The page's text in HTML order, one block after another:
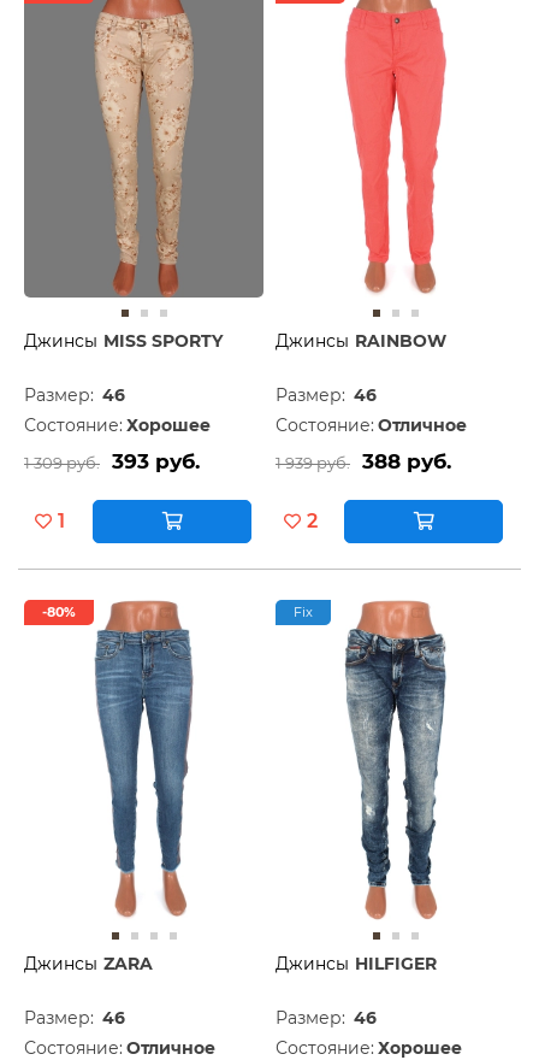
Джинсы MISS SPORTY
Размер: 46
Состояние: Хорошее
1 309 руб. 393 руб.
1
Джинсы RAINBOW
Размер: 46
Состояние: Отличное
1 939 руб. 388 руб.
2
-80%
Джинсы ZARA
Размер: 46
Состояние: Отличное
Fix
Джинсы HILFIGER
Размер: 46
Состояние: Хорошее